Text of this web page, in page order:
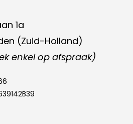
1a
(Zuid-Holland)
enkel op afspraak)